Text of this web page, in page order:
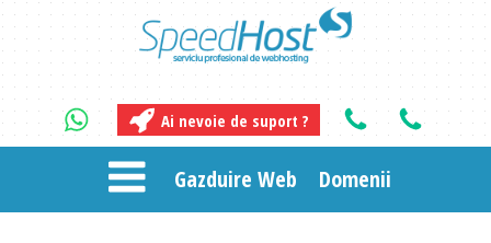
Ai nevoie de suport ?
Gazduire Web Domenii